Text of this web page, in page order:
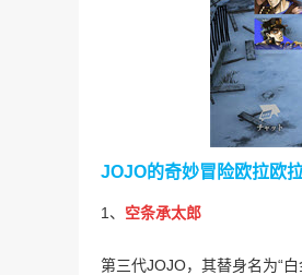
JOJO的奇妙冒险欧拉欧
1、 空条承太郎
第三代JOJO，其替身名为“